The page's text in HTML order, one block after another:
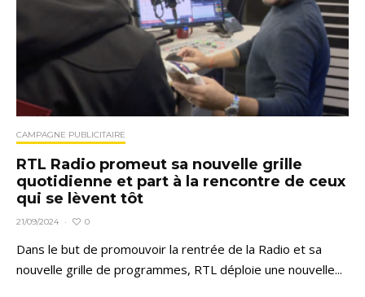
CAMPAGNE PUBLICITAIRE
RTL Radio promeut sa nouvelle grille
quotidienne et part à la rencontre de ceux
qui se lèvent tôt
21/09/2024 · 0
Dans le but de promouvoir la rentrée de la Radio et sa
nouvelle grille de programmes, RTL déploie une nouvelle...